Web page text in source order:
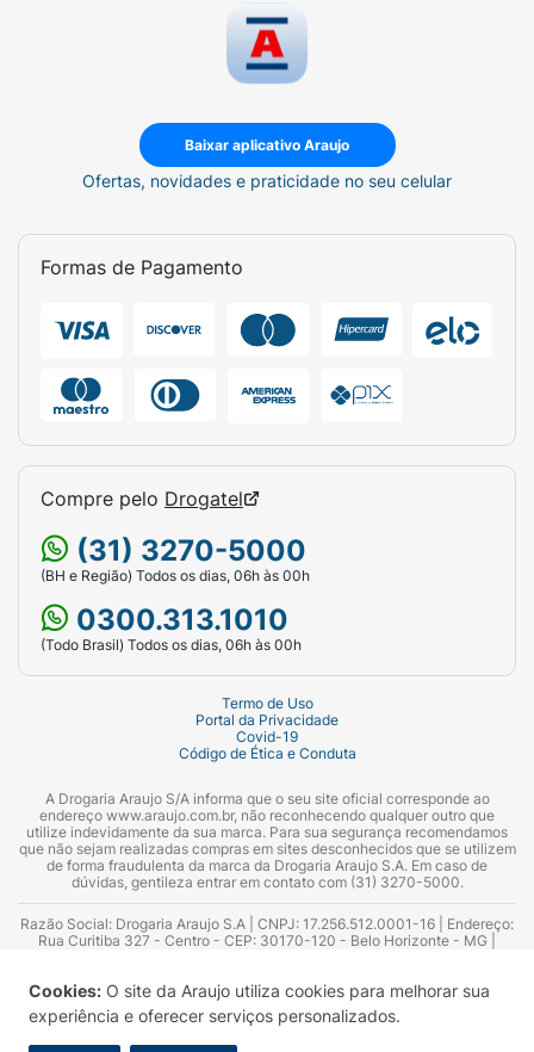
Cookies: O site da Araujo utiliza cookies para melhorar sua
experiência e oferecer serviços personalizados.
Baixar aplicativo Araujo
Ofertas, novidades e praticidade no seu celular
Formas de Pagamento
Compre pelo Drogatel
(31) 3270-5000
(BH e Região) Todos os dias, 06h às 00h
0300.313.1010
(Todo Brasil) Todos os dias, 06h às 00h
Termo de Uso
Portal da Privacidade
Covid-19
Código de Ética e Conduta
A Drogaria Araujo S/A informa que o seu site oficial corresponde ao
endereço www.araujo.com.br, não reconhecendo qualquer outro que
utilize indevidamente da sua marca. Para sua segurança recomendamos
que não sejam realizadas compras em sites desconhecidos que se utilizem
de forma fraudulenta da marca da Drogaria Araujo S.A. Em caso de
dúvidas, gentileza entrar em contato com (31) 3270-5000.
Razão Social: Drogaria Araujo S.A | CNPJ: 17.256.512.0001-16 | Endereço:
Rua Curitiba 327 - Centro - CEP: 30170-120 - Belo Horizonte - MG |
Azevedo Guimarães – CRF 10.965 | Yasmin Silva Alvarenga – CRF 52.584 -
Consultor substituto: Thiago Aguiar Pinheiro - CRF Nº 13.748. Alvará
Sanitário: 2025020713 | Autorização de Funcionamento da Empresa (AFE):